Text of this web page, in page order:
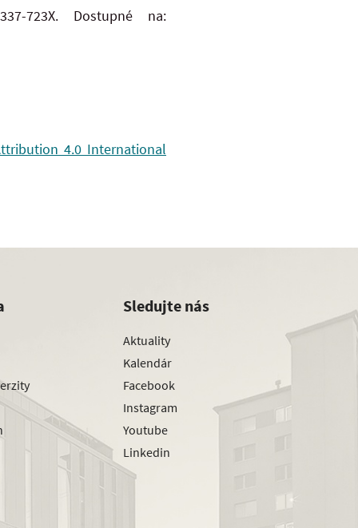
723X. Dostupné na:
4.0 International
Sledujte nás
Aktuality
Kalendár
Facebook
Instagram
Youtube
Linkedin